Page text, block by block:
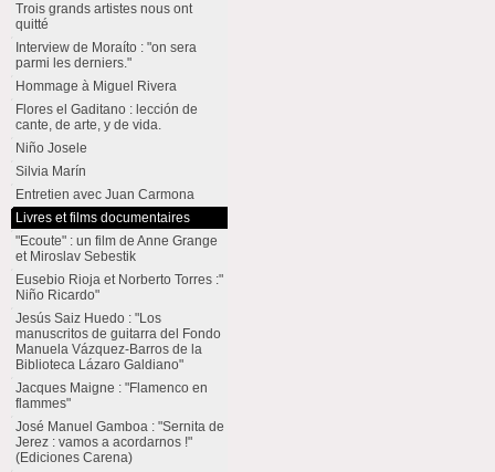
Trois grands artistes nous ont
quitté
Interview de Moraíto : "on sera
parmi les derniers."
Hommage à Miguel Rivera
Flores el Gaditano : lección de
cante, de arte, y de vida.
Niño Josele
Silvia Marín
Entretien avec Juan Carmona
Livres et films documentaires
"Ecoute" : un film de Anne Grange
et Miroslav Sebestik
Eusebio Rioja et Norberto Torres :"
Niño Ricardo"
Jesús Saiz Huedo : "Los
manuscritos de guitarra del Fondo
Manuela Vázquez-Barros de la
Biblioteca Lázaro Galdiano"
Jacques Maigne : "Flamenco en
flammes"
José Manuel Gamboa : "Sernita de
Jerez : vamos a acordarnos !"
(Ediciones Carena)